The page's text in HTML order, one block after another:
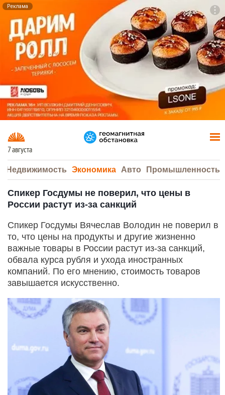
Реклама
7 августа
Недвижимость Экономика Авто Промышленность
Спикер Госдумы не поверил, что цены в
России растут из-за санкций
Спикер Госдумы Вячеслав Володин не поверил в
то, что цены на продукты и другие жизненно
важные товары в России растут из-за санкций,
обвала курса рубля и ухода иностранных
компаний. По его мнению, стоимость товаров
завышается искусственно.